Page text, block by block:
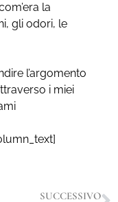
la
gli odori, le
l’argomento
i miei
SUCCESSIVO